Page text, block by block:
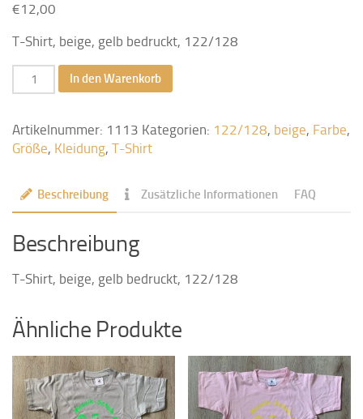
€12,00
T-Shirt, beige, gelb bedruckt, 122/128
Shirt,
gelb
bedruckt,
Menge
In den Warenkorb
Artikelnummer: 1113 Kategorien: 122/128, beige, Farbe,
Größe, Kleidung, T-Shirt
Beschreibung Zusätzliche Informationen FAQ
Beschreibung
T-Shirt, beige, gelb bedruckt, 122/128
Ähnliche Produkte